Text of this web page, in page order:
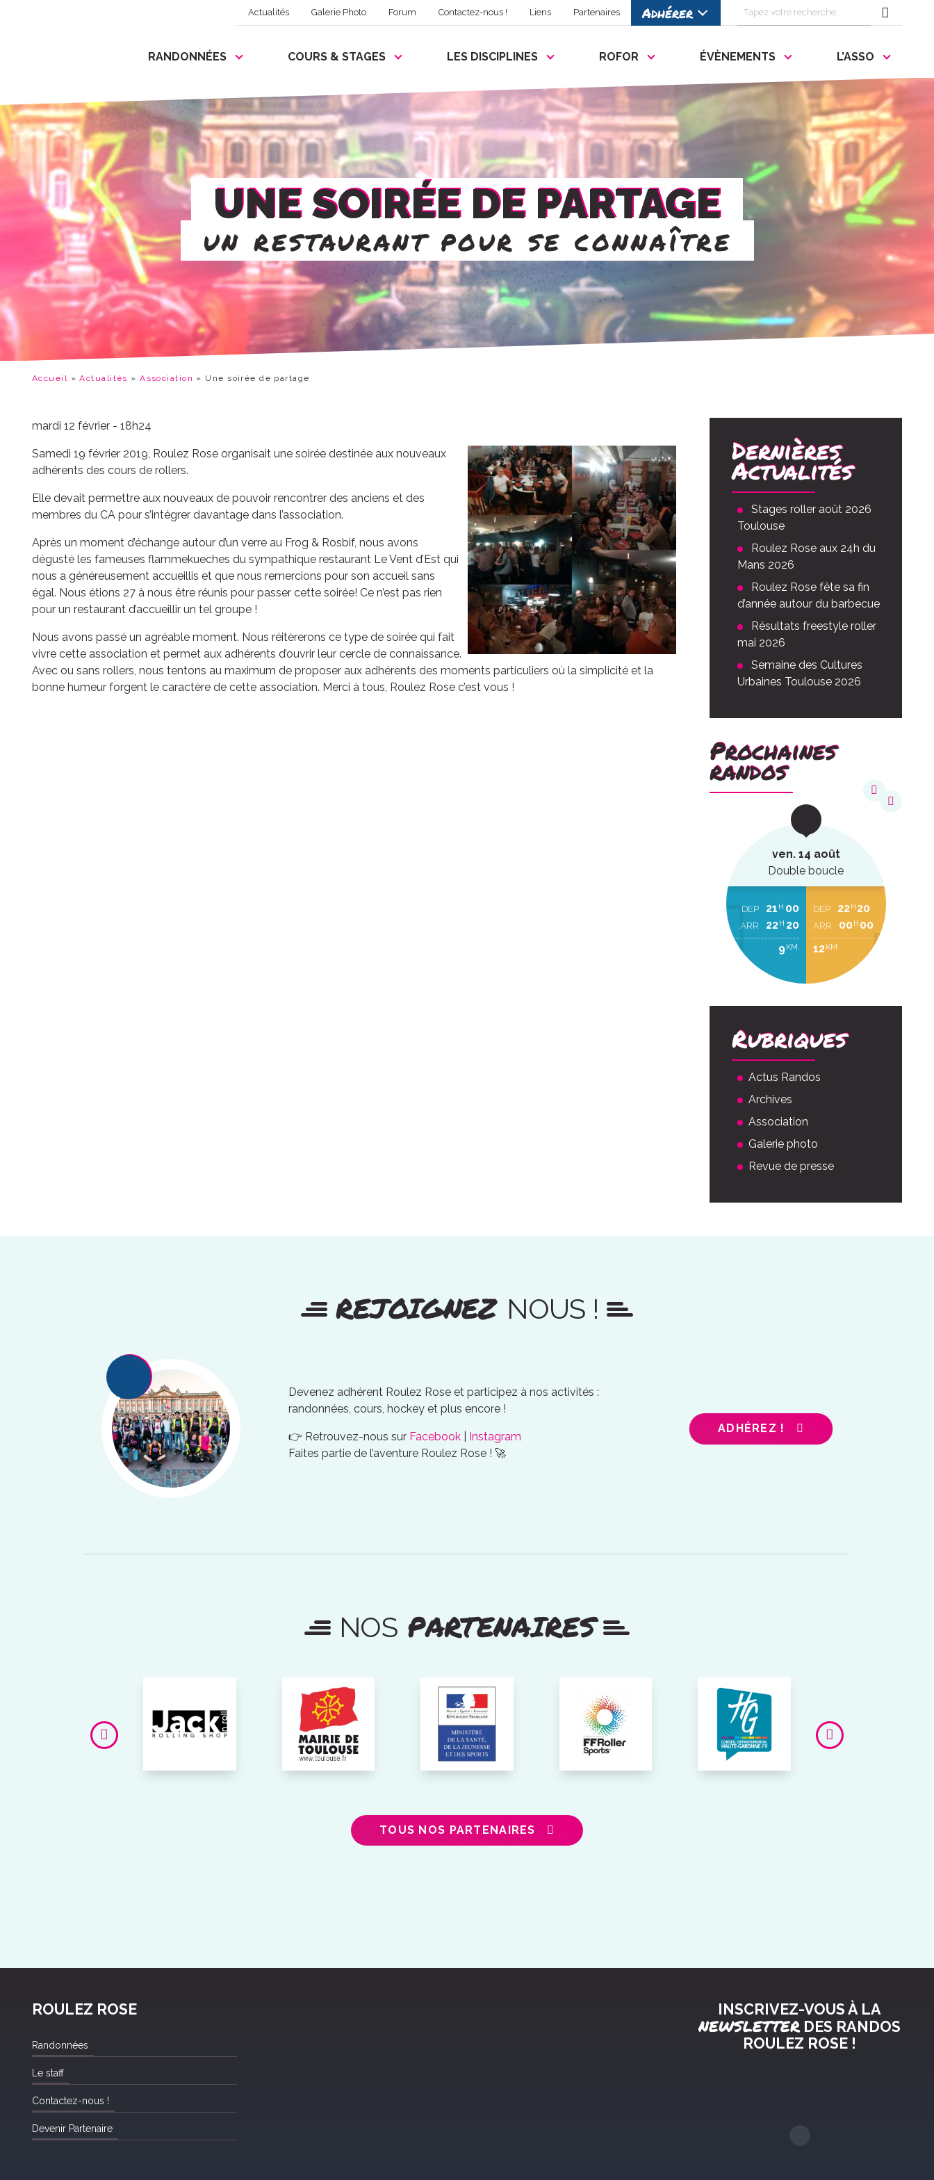
RANDONNÉES COURS & STAGES LES DISCIPLINES ROFOR ÉVÈNEMENTS L’ASSO
Actualités Galerie Photo Forum Contactez-nous ! Liens Partenaires Adhérer
Rechercher
des
clés
UNE SOIRÉE DE PARTAGE
un restaurant pour se connaître
Accueil »Actualités »Association » Une soirée de partage
mardi 12 février - 18h24
Samedi 19 février 2019, Roulez Rose organisait une soirée destinée aux nouveaux
adhérents des cours de rollers.
Elle devait permettre aux nouveaux de pouvoir rencontrer des anciens et des
membres du CA pour s’intégrer davantage dans l’association.
Après un moment d’échange autour d’un verre au Frog & Rosbif, nous avons
dégusté les fameuses flammekueches du sympathique restaurant Le Vent d’Est qui
nous a généreusement accueillis et que nous remercions pour son accueil sans
égal. Nous étions 27 à nous être réunis pour passer cette soirée! Ce n’est pas rien
pour un restaurant d’accueillir un tel groupe !
Nous avons passé un agréable moment. Nous réitèrerons ce type de soirée qui fait
vivre cette association et permet aux adhérents d’ouvrir leur cercle de connaissance.
Avec ou sans rollers, nous tentons au maximum de proposer aux adhérents des moments particuliers où la simplicité et la
bonne humeur forgent le caractère de cette association. Merci à tous, Roulez Rose c’est vous !
Dernières
Actualités
Stages roller août 2026
Toulouse
Roulez Rose aux 24h du
Mans 2026
Roulez Rose fête sa fin
d’année autour du barbecue
Résultats freestyle roller
mai 2026
Semaine des Cultures
Urbaines Toulouse 2026
Prochaines
randos
ven. 14 août
Double boucle
DEP 21 H 00
ARR 22 H 20
9 KM
DEP 22 H 20
ARR 00 H 00
12 KM
Rubriques
Actus Randos
Archives
Association
Galerie photo
Revue de presse
REJOIGNEZ NOUS !
Devenez adhérent Roulez Rose et participez à nos activités :
randonnées, cours, hockey et plus encore !
👉 Retrouvez-nous sur Facebook
Instagram
Faites partie de l’aventure Roulez Rose ! 🚀
ADHÉREZ !
NOSPARTENAIRES
TOUS NOS PARTENAIRES
ROULEZ ROSE
Randonnées
Le staff
Contactez-nous !
Devenir Partenaire
INSCRIVEZ-VOUS À LA
NEWSLETTERDES RANDOS
ROULEZ ROSE !